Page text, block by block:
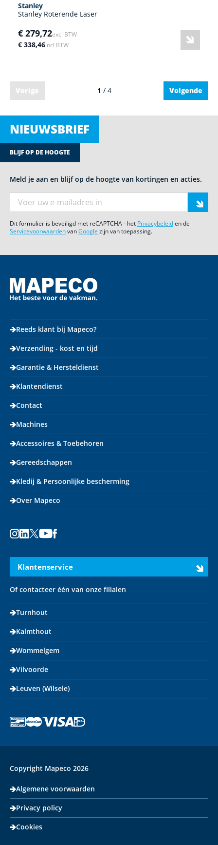
Stanley
Stanley Roterende Laser
€ 279,72excl BTW
€ 338,46incl BTW
Vorige 1 / 4 Volgende
NIEUWSBRIEF
BLIJF OP DE HOOGTE
Meld je aan en blijf op de hoogte van kortingen en acties.
Dit formulier is beveiligd met reCAPTCHA - het Privacybeleiden de
ServicevoorwaardenvanGoogle zijn van toepassing.
Reeds klant bij Mapeco?
Verzending - kost en tijd
Garantie & Hersteldienst
Klantendienst
Contact
Machines
Accessoires & Toebehoren
Gereedschappen
Kledij & Persoonlijke bescherming
Over Mapeco
Klantenservice
Of contacteer één van onze filialen
Turnhout
Kalmthout
Wommelgem
Vilvoorde
Leuven (Wilsele)
Copyright Mapeco 2026
Algemene voorwaarden
Privacy policy
Cookies